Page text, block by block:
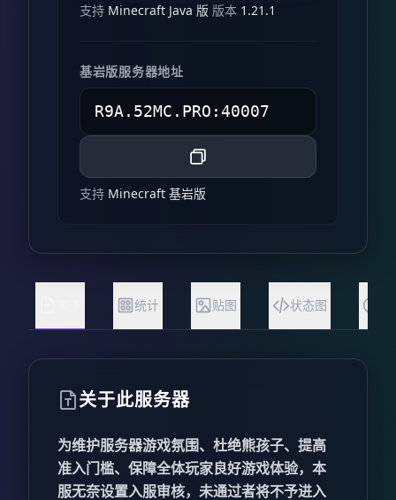
支持 Minecraft Java 版 版本 1.21.1
基岩版服务器地址
支持 Minecraft 基岩版
统计 贴图 状态图
关于此服务器
为维护服务器游戏氛围、杜绝熊孩子、提高
准入门槛、保障全体玩家良好游戏体验，本
服无奈设置入服审核，未通过者将不予进入